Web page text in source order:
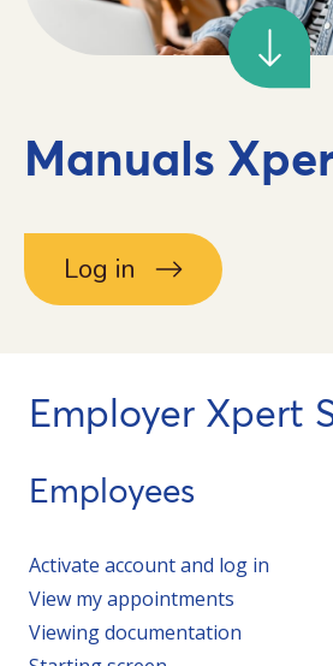
Manuals
Log in
Employer Xpert
Employees
Activate account and log in
View my appointments
Viewing documentation